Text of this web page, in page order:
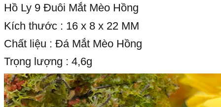
Hồ Ly 9 Đuôi Mắt Mèo Hồng
Kích thước : 16 x 8 x 22 MM
Chất liệu : Đá Mắt Mèo Hồng
Trọng lượng : 4,6g